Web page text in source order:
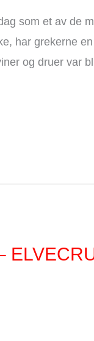
som et av de
har grekerne
og druer var